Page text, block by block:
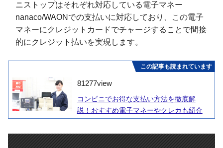
ニストップはそれぞれ対応している電子マネー
nanaco/WAONでの支払いに対応しており、この電子
マネーにクレジットカードでチャージすることで間接
的にクレジット払いを実現します。
この記事も読まれています
81277view
コンビニでお得な支払い方法を徹底解
説！おすすめ電子マネーやクレカも紹介